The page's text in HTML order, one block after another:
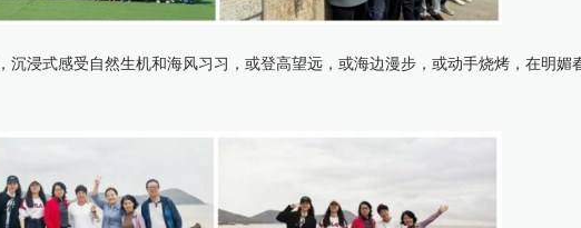
沉浸式感受自然生机和海风习习，或登高望远，或海边漫步，或动手烧烤，在明媚